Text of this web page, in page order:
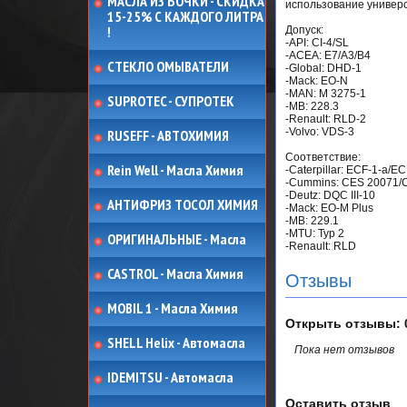
15-25% С КАЖДОГО ЛИТРА
!
СТЕКЛО ОМЫВАТЕЛИ
SUPROTEC - СУПРОТЕК
RUSEFF - АВТОХИМИЯ
Rein Well - Масла Химия
АНТИФРИЗ ТОСОЛ ХИМИЯ
ОРИГИНАЛЬНЫЕ - Масла
CASTROL - Масла Химия
MOBIL 1 - Масла Химия
SHELL Helix - Автомасла
IDEMITSU - Автомасла
использование
Допуск:
-API: CI-4/SL
-ACEA: E7/A3/B4
-Global: DHD-1
-Mack: EO-N
-MAN: M 3275-1
-MB: 228.3
-Renault: RLD-2
-Volvo: VDS-3
Соответствие:
-Caterpillar: ECF-1-a/
-Cummins: CES 20071/
-Deutz: DQC III-10
-Mack: EO-M Plus
-MB: 229.1
-MTU: Typ 2
-Renault: RLD
Отзывы
Открыть отзывы:
Пока нет отзывов
Оставить отзыв